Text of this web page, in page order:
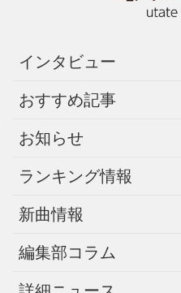
インタビュー
おすすめ記事
お知らせ
ランキング情報
新曲情報
編集部コラム